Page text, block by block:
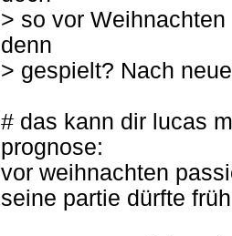
> so vor
denn
> gespielt? Nach
# das kann dir lucas
prognose:
vor weihnachten
seine partie dürfte